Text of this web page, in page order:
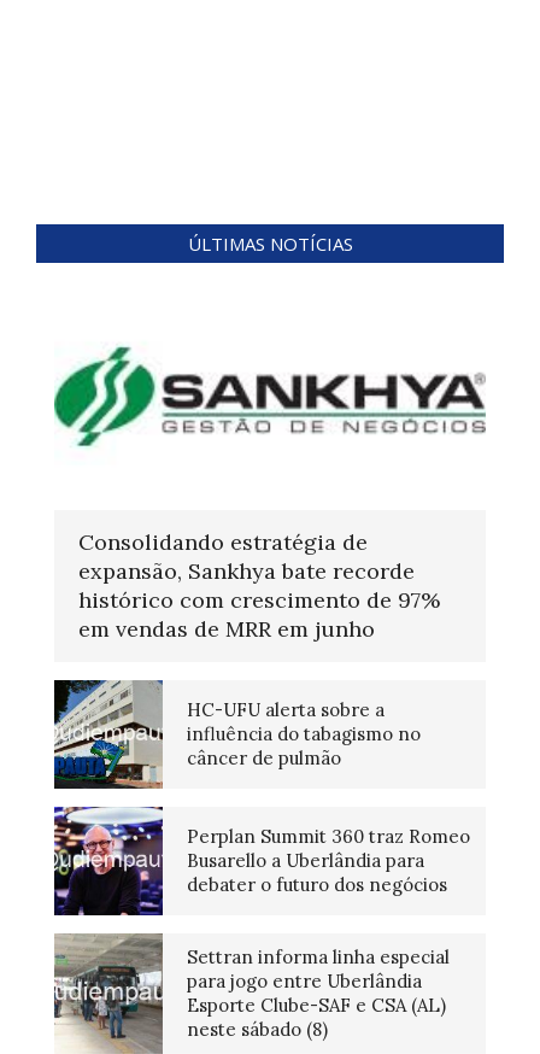
ÚLTIMAS NOTÍCIAS
Consolidando estratégia de
expansão, Sankhya bate recorde
histórico com crescimento de 97%
em vendas de MRR em junho
HC-UFU alerta sobre a
influência do tabagismo no
câncer de pulmão
Perplan Summit 360 traz Romeo
Busarello a Uberlândia para
debater o futuro dos negócios
Settran informa linha especial
para jogo entre Uberlândia
Esporte Clube-SAF e CSA (AL)
neste sábado (8)